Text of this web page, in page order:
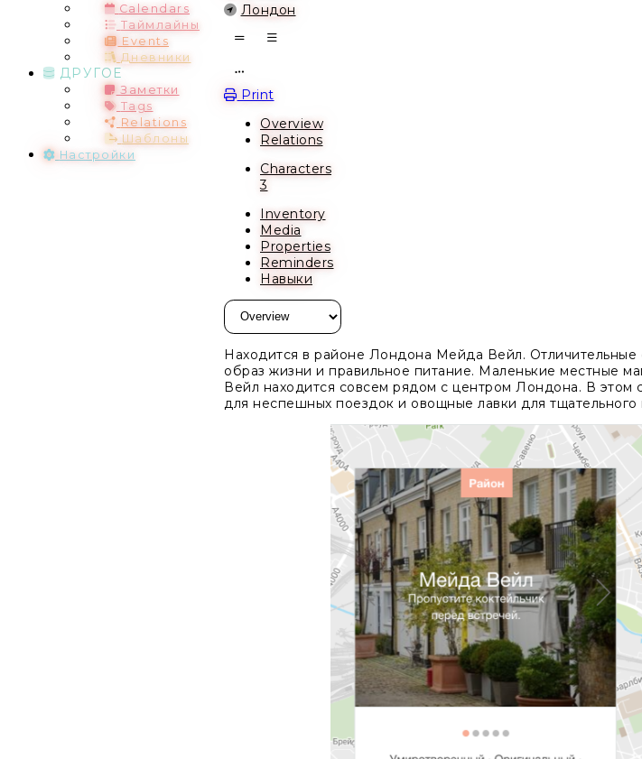
Calendars
Таймлайны
Events
Дневники
ДРУГОЕ
Заметки
Tags
Relations
Шаблоны
Настройки
Parent
Лондон
Print
Overview
Relations
Characters
3
Inventory
Media
Properties
Reminders
Навыки
Находится в районе Лондона Мейда Вейл.
образ жизни и правильное питание. Маленькие местные
Вейл находится совсем рядом с центром Лондона. В этом
для неспешных поездок и овощные лавки для